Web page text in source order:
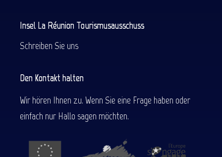
Insel La Réunion Tourismusausschuss
Schreiben Sie uns
Den Kontakt halten
Wir hören Ihnen zu. Wenn Sie eine Frage haben oder
einfach nur Hallo sagen möchten.